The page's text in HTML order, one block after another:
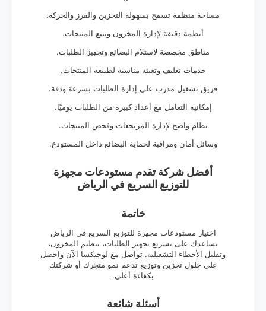
مساحة منظمة تسمح بسهولة التخزين والفرز والحركة.
أنظمة دقيقة لإدارة المخزون وتتبع المنتجات.
مناطق مخصصة لاستلام البضائع وتجهيز الطلبات.
خدمات تغليف وتعبئة مناسبة لطبيعة المنتجات.
فريق تشغيل مدرب على إدارة الطلبات بسرعة ودقة.
إمكانية التعامل مع أعداد كبيرة من الطلبات يوميًا.
نظام واضح لإدارة المرتجعات وفحص المنتجات.
وسائل أمان ومراقبة لحماية البضائع داخل المستودع.
أفضل شركة تقدم مستودعات مجهزة
للتوزيع السريع في الرياض
خاتمة
اختيار مستودعات مجهزة للتوزيع السريع في الرياض
يساعدك على تسريع تجهيز الطلبات، تنظيم المخزون،
وتقليل الأخطاء التشغيلية. تواصل مع لوجيكسا الآن واحصل
على حلول تخزين وتوزيع تدعم نمو متجرك أو شركتك
بكفاءة أعلى.
أسئلة شائعة